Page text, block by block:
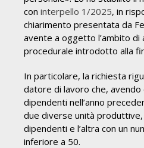
con interpello 1/2025, in
chiarimento presentata da
avente a oggetto l’ambito di
procedurale introdotto alla
In particolare, la richiesta
datore di lavoro che, avendo
dipendenti nell’anno
due diverse unità produttive,
dipendenti e l’altra con un
inferiore a 50.